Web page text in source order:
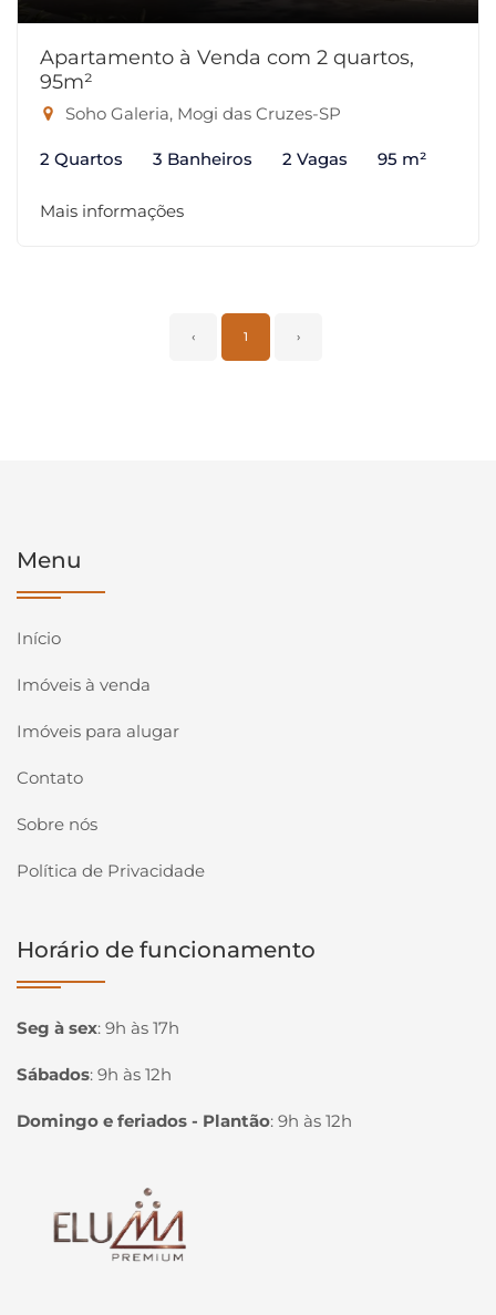
Apartamento à Venda com 2 quartos,
95m²
Soho Galeria, Mogi das Cruzes-SP
2 Quartos 3 Banheiros 2 Vagas 95 m²
Mais informações
‹ 1 ›
Menu
Início
Imóveis à venda
Imóveis para alugar
Contato
Sobre nós
Política de Privacidade
Horário de funcionamento
Seg à sex: 9h às 17h
Sábados: 9h às 12h
Domingo e feriados - Plantão: 9h às 12h
Página inicial